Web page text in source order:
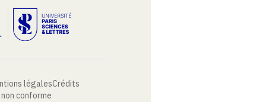
légalesCrédits
conforme